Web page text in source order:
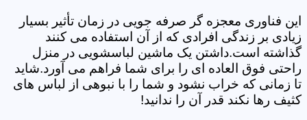
این فناوری معجزه گر صرفه جویی در زمان تأثیر بسیار
زیادی بر زندگی افرادی که از آن استفاده می کنند
گذاشته است.داشتن یک ماشین لباسشویی در منزل
راحتی فوق العاده ای را برای شما فراهم می آورد.شاید
تا زمانی که خراب نشود و شما را با نبوهی از لباس های
کثیف رها نکند قدر آن را ندانید!